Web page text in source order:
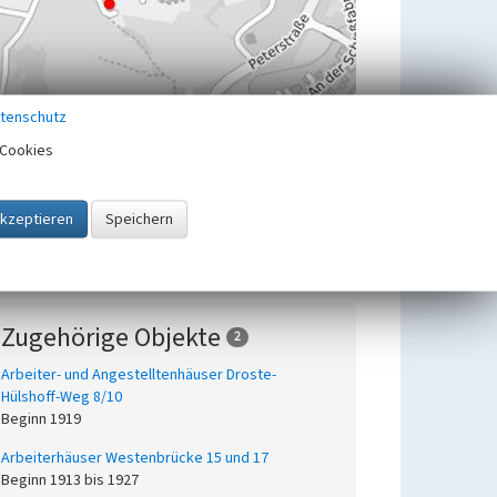
Zugehörige Objekte 2
Arbeiter- und Angestelltenhäuser Droste-
Hülshoff-Weg 8/10
Beginn 1919
Arbeiterhäuser Westenbrücke 15 und 17
Beginn 1913 bis 1927